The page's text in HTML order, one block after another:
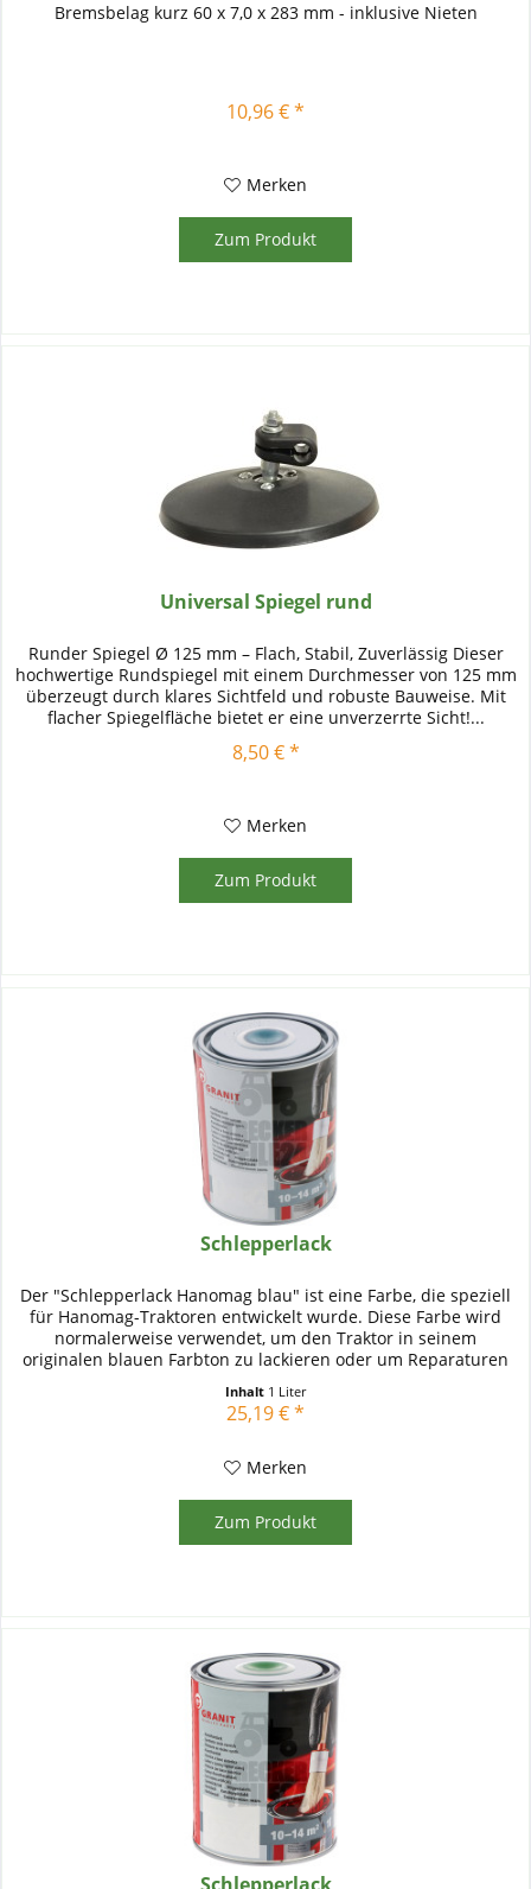
Bremsbelag kurz 60 x 7,0 x 283 mm - inklusive Nieten
10,96 € *
Merken
Zum Produkt
Universal Spiegel rund
Runder Spiegel Ø 125 mm – Flach, Stabil, Zuverlässig Dieser
hochwertige Rundspiegel mit einem Durchmesser von 125 mm
überzeugt durch klares Sichtfeld und robuste Bauweise. Mit
flacher Spiegelfläche bietet er eine unverzerrte Sicht!...
8,50 € *
Merken
Zum Produkt
Schlepperlack
Der "Schlepperlack Hanomag blau" ist eine Farbe, die speziell
für Hanomag-Traktoren entwickelt wurde. Diese Farbe wird
normalerweise verwendet, um den Traktor in seinem
originalen blauen Farbton zu lackieren oder um Reparaturen
Inhalt 1 Liter
25,19 € *
Merken
Zum Produkt